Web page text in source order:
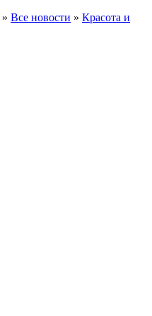
» Все новости » Красота и